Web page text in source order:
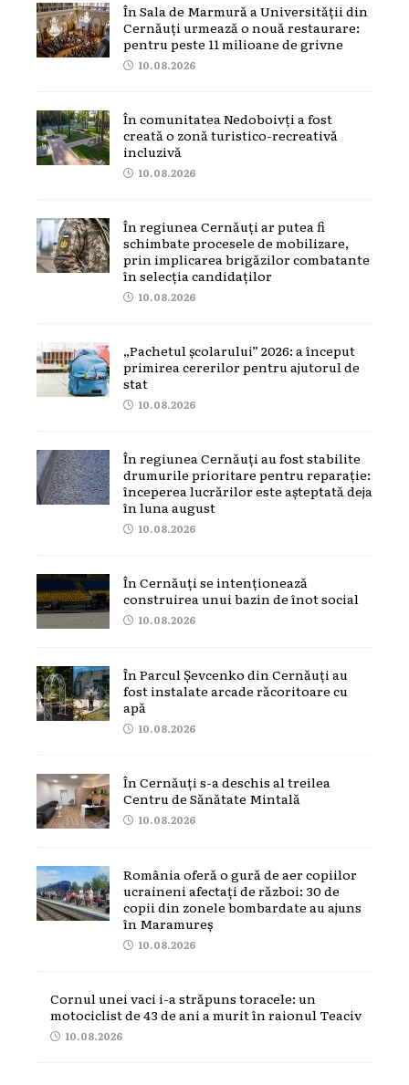
În Sala de Marmură a Universității din
Cernăuți urmează o nouă restaurare:
pentru peste 11 milioane de grivne
10.08.2026
În comunitatea Nedoboivți a fost
creată o zonă turistico-recreativă
incluzivă
10.08.2026
În regiunea Cernăuți ar putea fi
schimbate procesele de mobilizare,
prin implicarea brigăzilor combatante
în selecția candidaților
10.08.2026
„Pachetul școlarului” 2026: a început
primirea cererilor pentru ajutorul de
stat
10.08.2026
În regiunea Cernăuți au fost stabilite
drumurile prioritare pentru reparație:
începerea lucrărilor este așteptată deja
în luna august
10.08.2026
În Cernăuți se intenționează
construirea unui bazin de înot social
10.08.2026
În Parcul Șevcenko din Cernăuți au
fost instalate arcade răcoritoare cu
apă
10.08.2026
În Cernăuți s-a deschis al treilea
Centru de Sănătate Mintală
10.08.2026
România oferă o gură de aer copiilor
ucraineni afectați de război: 30 de
copii din zonele bombardate au ajuns
în Maramureș
10.08.2026
Cornul unei vaci i-a străpuns toracele: un
motociclist de 43 de ani a murit în raionul Teaciv
10.08.2026